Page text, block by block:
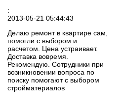
:
2013-05-21 05:44:43
Делаю ремонт в квартире сам,
помогли с выбором и
расчетом. Цена устраивает.
Доставка вовремя.
Рекомендую. Сотрудники при
возникновении вопроса по
поиску помогают с выбором
стройматериалов